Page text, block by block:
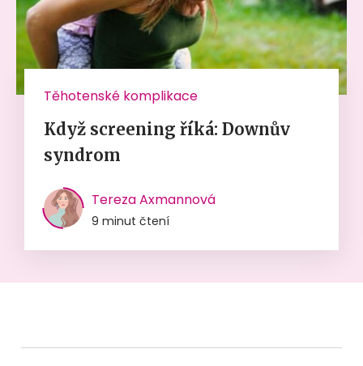
Těhotenské komplikace
Když screening říká: Downův
syndrom
Tereza Axmannová
9 minut čtení